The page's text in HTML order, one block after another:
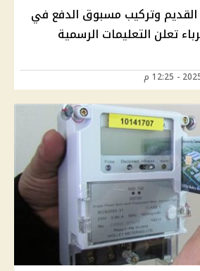
القديم وتركيب مسبوق الدفع في
تعلن التعليمات الرسمية